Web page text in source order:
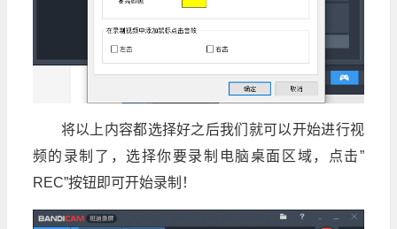
将以上内容都选择好之后我们就可以开始进行视
频的录制了，选择你要录制电脑桌面区域，点击”
REC”按钮即可开始录制！